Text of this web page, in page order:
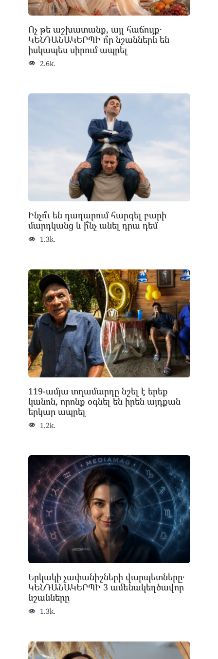
Ոչ թե աշխատանք, այլ հաճույք․
ԿԵՆԴԱՆԱԿԵՐՊԻ ո՞ր նշաններն են
իսկապես սիրում ապրել
2.6k.
Ինչո՞ւ են դադարում հարգել բարի
մարդկանց և ի՞նչ անել դրա դեմ
1.3k.
119-ամյա տղամարդը նշել է երեք
կանոն, որոնք օգնել են իրեն այդքան
երկար ապրել
1.2k.
Երկակի չափանիշների վարպետները․
ԿԵՆԴԱՆԱԿԵՐՊԻ 3 ամենակեղծավոր
նշանները
1.3k.